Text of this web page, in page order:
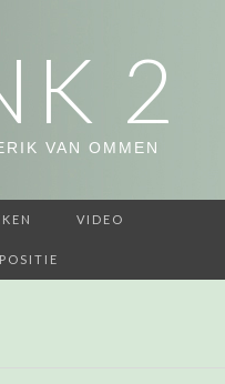
2
VAN OMMEN
VIDEO